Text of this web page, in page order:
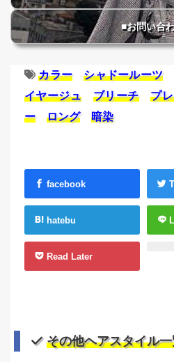
■お問い合
カラー シャドールーツ
イヤージュ
ブリーチ プ
ー
ロング 暗染
facebook
hatebu
Read Later
その他ヘアスタイル